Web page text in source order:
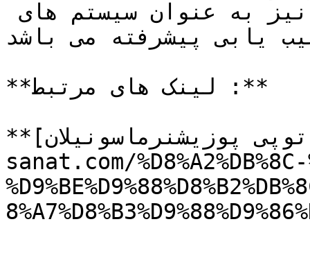
یابی پیشرفته می باشد.
**لینک های مرتبط :**
**[آی توپی پوزیشنرماسونیلان](https://tajhiz-
sanat.com/%D8%A2%DB%8C-